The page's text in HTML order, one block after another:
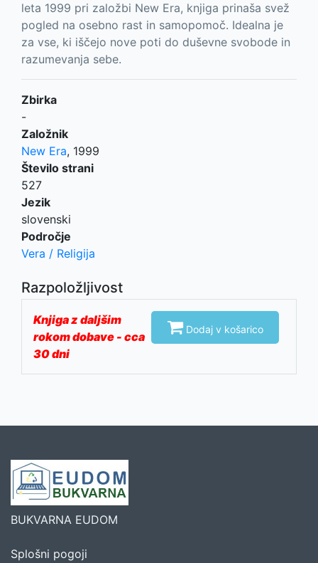
leta 1999 pri založbi New Era, knjiga prinaša svež
pogled na osebno rast in samopomoč. Idealna je
za vse, ki iščejo nove poti do duševne svobode in
razumevanja sebe.
Zbirka
-
Založnik
New Era, 1999
Število strani
527
Jezik
slovenski
Področje
Vera / Religija
Razpoložljivost
Knjiga z daljšim
rokom dobave - cca
30 dni
Dodaj v košarico
BUKVARNA EUDOM
Splošni pogoji